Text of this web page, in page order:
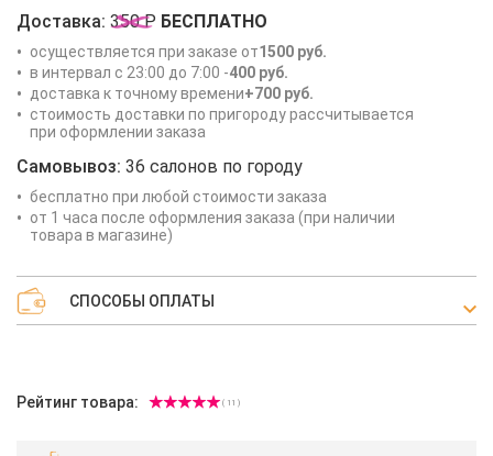
Доставка: 350 Р БЕСПЛАТНО
осуществляется при заказе от1500 руб.
в интервал с 23:00 до 7:00 -400 руб.
доставка к точному времени+700 руб.
стоимость доставки по пригороду рассчитывается
при оформлении заказа
Самовывоз: 36 салонов по городу
бесплатно при любой стоимости заказа
от 1 часа после оформления заказа (при наличии
товара в магазине)
СПОСОБЫ ОПЛАТЫ
Рейтинг товара: ( 11 )